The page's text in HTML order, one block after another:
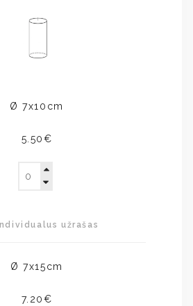
Ø 7x10cm
5.50€
Individualus užrašas
Ø 7x15cm
7.20€